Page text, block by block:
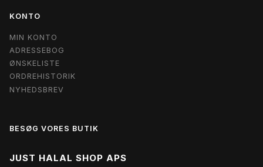
KONTO
MIN KONTO
ADRESSEBOG
ØNSKELISTE
ORDREHISTORIK
NYHEDSBREV
BESØG VORES BUTIK
JUST HALAL SHOP APS